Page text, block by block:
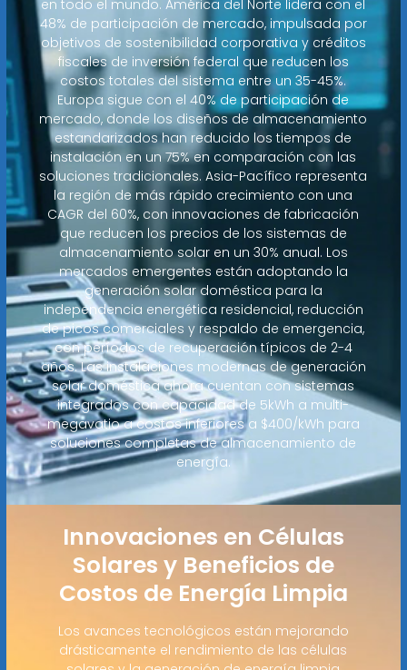
en todo el mundo. América del Norte lidera con el
48% de participación de mercado, impulsada por
objetivos de sostenibilidad corporativa y créditos
fiscales de inversión federal que reducen los
costos totales del sistema entre un 35-45%.
Europa sigue con el 40% de participación de
mercado, donde los diseños de almacenamiento
estandarizados han reducido los tiempos de
instalación en un 75% en comparación con las
soluciones tradicionales. Asia-Pacífico representa
la región de más rápido crecimiento con una
CAGR del 60%, con innovaciones de fabricación
que reducen los precios de los sistemas de
almacenamiento solar en un 30% anual. Los
mercados emergentes están adoptando la
generación solar doméstica para la
independencia energética residencial, reducción
de picos comerciales y respaldo de emergencia,
con períodos de recuperación típicos de 2-4
años. Las instalaciones modernas de generación
solar doméstica ahora cuentan con sistemas
integrados con capacidad de 5kWh a multi-
megavatio a costos inferiores a $400/kWh para
soluciones completas de almacenamiento de
energía.
Innovaciones en Células
Solares y Beneficios de
Costos de Energía Limpia
Los avances tecnológicos están mejorando
drásticamente el rendimiento de las células